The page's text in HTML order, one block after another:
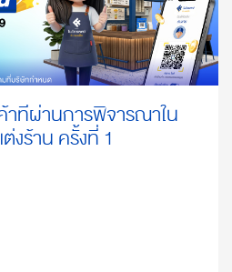
าที่ผ่านการพิจารณาใน
งร้าน ครั้งที่ 1